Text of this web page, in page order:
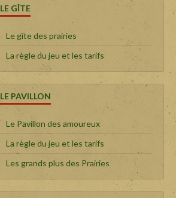
LE GÎTE
Le gîte des prairies
La règle du jeu et les tarifs
LE PAVILLON
Le Pavillon des amoureux
La règle du jeu et les tarifs
Les grands plus des Prairies